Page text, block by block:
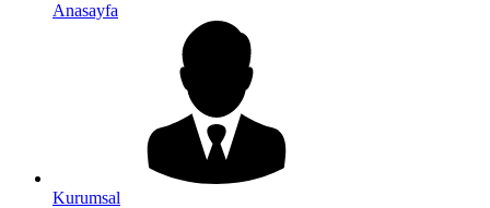
Anasayfa
Kurumsal